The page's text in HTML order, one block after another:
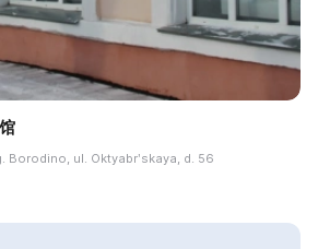
Borodino, ul. Oktyabrʹskaya, d. 56